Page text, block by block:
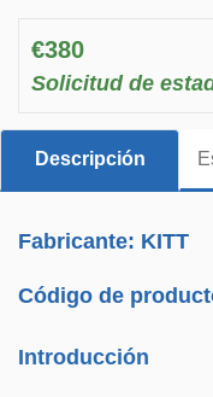
€380
Solicitud de
Descripción
Fabricante: KITT
Código de
Introducción